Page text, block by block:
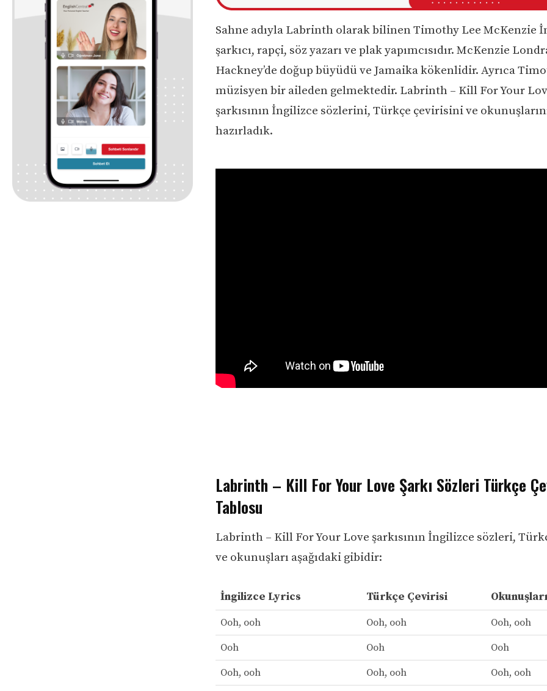
Sahne adıyla Labrinth olarak bilinen Timothy Lee McKenzie
şarkıcı, rapçi, söz yazarı ve plak yapımcısıdır. McKenzie
Hackney’de doğup büyüdü ve Jamaika kökenlidir. Ayrıca
müzisyen bir aileden gelmektedir. Labrinth – Kill For Your
şarkısının İngilizce sözlerini, Türkçe çevirisini ve
hazırladık.
Labrinth – Kill For Your Love Şarkı Sözleri Türkçe
Tablosu
Labrinth – Kill For Your Love şarkısının İngilizce sözleri,
ve okunuşları aşağıdaki gibidir:
İngilizce Lyrics Türkçe Çevirisi Okunuşları
Ooh, ooh Ooh, ooh Ooh, ooh
Ooh Ooh Ooh
Ooh, ooh Ooh, ooh Ooh, ooh